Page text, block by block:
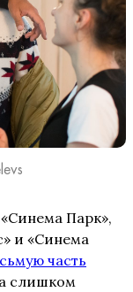
Парк»,
и «Синема
часть
слишком